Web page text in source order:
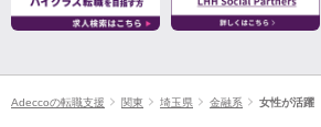
Adeccoの転職支援 関東 埼玉県 金融系 女性が活躍